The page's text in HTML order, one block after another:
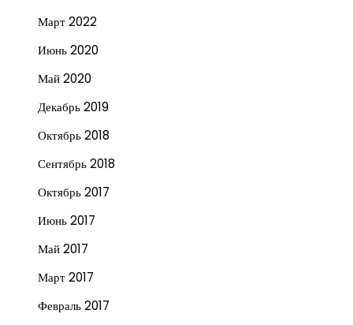
Март 2022
Июнь 2020
Май 2020
Декабрь 2019
Октябрь 2018
Сентябрь 2018
Октябрь 2017
Июнь 2017
Май 2017
Март 2017
Февраль 2017